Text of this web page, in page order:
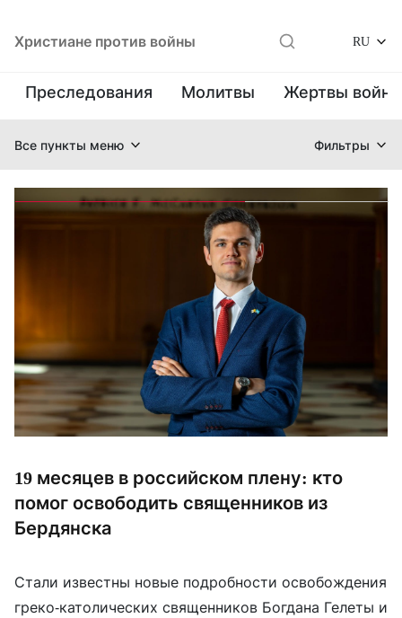
Христиане против войны RU
Преследования Молитвы Жертвы
Все пункты меню Фильтры
19 месяцев в российском плену: кто
помог освободить священников из
Бердянска
Стали известны новые подробности освобождения
греко-католических священников Богдана Гелеты и